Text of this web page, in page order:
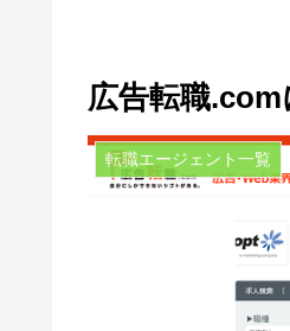
広告転職
転職エージェント一覧